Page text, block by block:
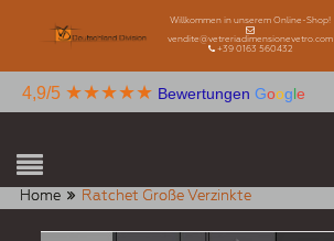
Willkommen in unserem Online-Shop!
vendite@vetreriadimensionevetro.com
+39 0163 560432
4,9/5 ★★★★★ Bewertungen Google
Home Ratchet Große Verzinkte